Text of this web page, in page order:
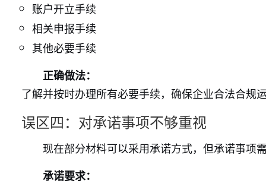
账户开立手续
相关申报手续
其他必要手续
正确做法：
了解并按时办理所有必要手续，确保企业合法合规
误区四：对承诺事项不够重视
现在部分材料可以采用承诺方式，但承诺事项
承诺要求：